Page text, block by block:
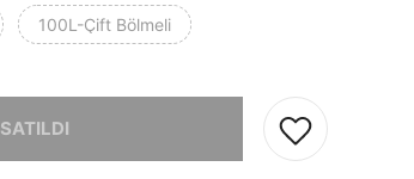
100L-Çift Bölmeli
SATILDI